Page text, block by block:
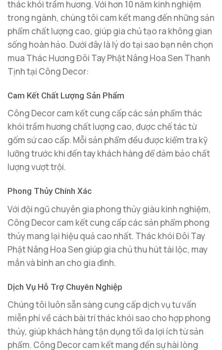
thác khói trầm hương. Với hơn 10 năm kinh nghiệm
trong ngành, chúng tôi cam kết mang đến những sản
phẩm chất lượng cao, giúp gia chủ tạo ra không gian
sống hoàn hảo. Dưới đây là lý do tại sao bạn nên chọn
mua Thác Hương Đôi Tay Phật Nâng Hoa Sen Thanh
Tịnh tại Công Decor:
Cam Kết Chất Lượng Sản Phẩm
Công Decor cam kết cung cấp các sản phẩm thác
khói trầm hương chất lượng cao, được chế tác từ
gốm sứ cao cấp. Mỗi sản phẩm đều được kiểm tra kỹ
lưỡng trước khi đến tay khách hàng để đảm bảo chất
lượng vượt trội.
Phong Thủy Chính Xác
Với đội ngũ chuyên gia phong thủy giàu kinh nghiệm,
Công Decor cam kết cung cấp các sản phẩm phong
thủy mang lại hiệu quả cao nhất. Thác khói Đôi Tay
Phật Nâng Hoa Sen giúp gia chủ thu hút tài lộc, may
mắn và bình an cho gia đình.
Dịch Vụ Hỗ Trợ Chuyên Nghiệp
Chúng tôi luôn sẵn sàng cung cấp dịch vụ tư vấn
miễn phí về cách bài trí thác khói sao cho hợp phong
thủy, giúp khách hàng tận dụng tối đa lợi ích từ sản
phẩm. Công Decor cam kết mang đến sự hài lòng